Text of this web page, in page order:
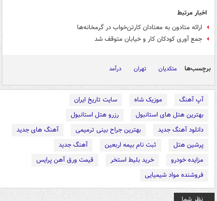
اخبار مرتبط
ارائه متادون به معتادان کارتن‌خواب در گرمخانه‌ها
جمع آوری کودکان کار و خیابان متوقف شد
برچسب‌ها متکدیان تهران درآمد
آپ آهنگ موزیک شاه
سایت تاریخ ایران
بهترین هتل های استانبول
رزرو هتل استانبول
دانلود آهنگ جدید
بهترین جراح بینی ترمیمی
آهنگ های جدید
پرشین هتل
ثبت نام بیمه اربعین
آهنگ جدید
مزایده خودرو
خرید بلیط استخر
قیمت ورق آهن پرایس
فروشنده مواد شیمیایی